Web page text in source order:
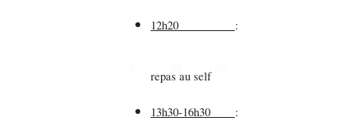
12h20 :
repas au self
13h30-16h30 :
Partager sur vos réseaux